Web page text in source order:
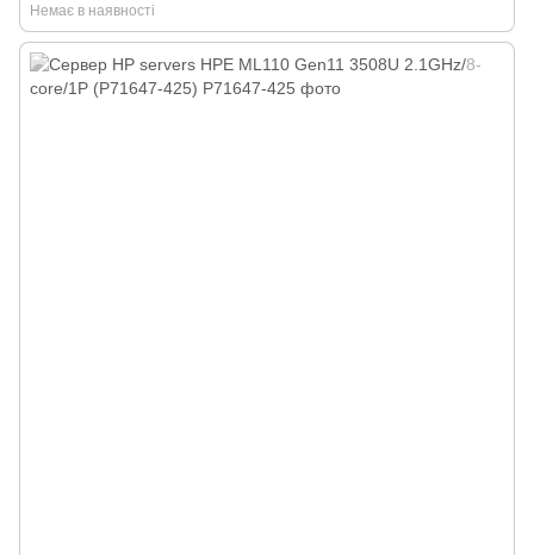
Немає в наявності